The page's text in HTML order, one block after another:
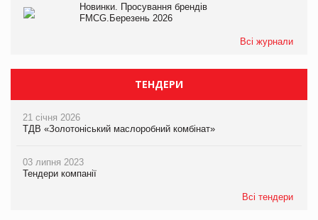
Новинки. Просування брендів
FMCG.Березень 2026
Всі журнали
ТЕНДЕРИ
21 січня 2026
ТДВ «Золотоніський маслоробний комбінат»
03 липня 2023
Тендери компанії
Всі тендери